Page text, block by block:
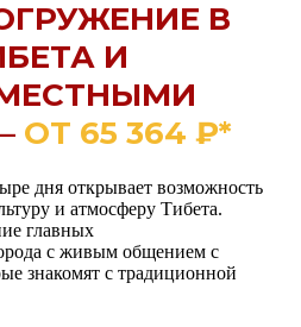
В
И
ОТ 65 364 ₽*
дня открывает возможность
и атмосферу Тибета.
главных
с живым общением с
знакомят с традиционной